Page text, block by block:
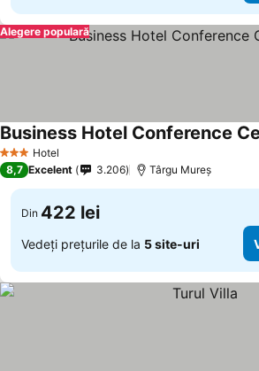
Alegere populară
3 SteleHotel
Business Hotel Conference
8,7 Excelent 3.206 Târgu Mureș
Din 422 lei
Vedeți prețurile de la 5 site-uri